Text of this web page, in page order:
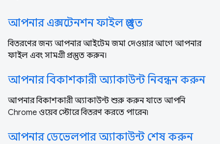
আপনার এক্সটেনশন ফাইল প্রস্তুত
বিতরণের জন্য আপনার আইটেম জমা দেওয়ার আগে আপনার
ফাইল এবং সামগ্রী প্রস্তুত করুন।
আপনার বিকাশকারী অ্যাকাউন্ট নিবন্ধন করুন
আপনার বিকাশকারী অ্যাকাউন্ট শুরু করুন যাতে আপনি
Chrome ওয়েব স্টোরে বিতরণ করতে পারেন৷
আপনার ডেভেলপার অ্যাকাউন্ট শেষ করুন